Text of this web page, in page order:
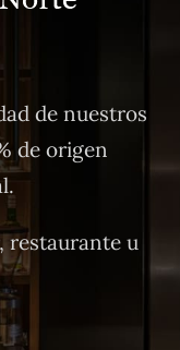
de nuestros
de origen
restaurante u